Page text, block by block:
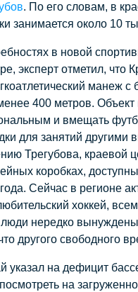
. По его словам, в
занимается около 10
в новой
эксперт отметил, что
манеж с
400 метров.
и вмещать
для занятий другими
Трегубова, краевой
коробках,
Сейчас в регионе
хоккей,
люди нередко вынуждены
другого свободного
указал на дефицит
на